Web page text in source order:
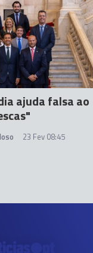
ajuda falsa ao
23 Fev 08:45